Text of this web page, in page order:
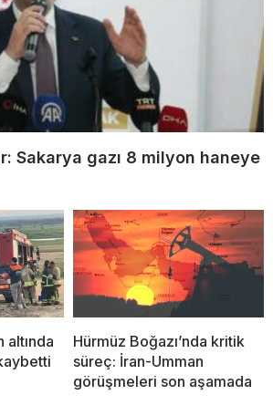
Sakarya gazı 8 milyon haneye
altında
Hürmüz Boğazı’nda kritik
süreç: İran-Umman
görüşmeleri son aşamada